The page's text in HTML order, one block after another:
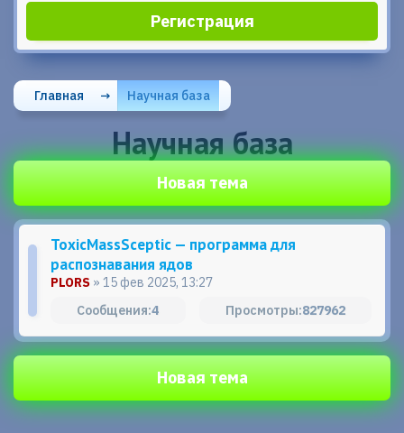
Регистрация
Главная → Научная база
Научная база
Новая тема
ToxicMassSceptic — программа для
распознавания ядов
PLORS » 15 фев 2025, 13:27
4
827962
Новая тема